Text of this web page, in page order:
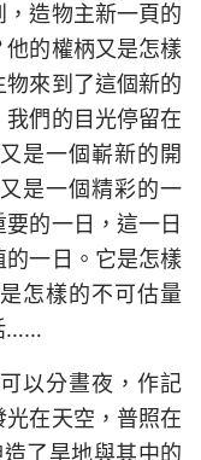
造物主新一頁的
的權柄又是怎樣
來到了這個新的
們的目光停留在
是一個嶄新的開
是一個精彩的一
的一日，這一日
一日。它是怎樣
怎樣的不可估量
……
以分晝夜，作記
在天空，普照在
了旱地與其中的